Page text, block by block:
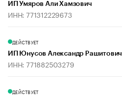
ИП Умяров Али Хамзович
ИНН: 771312229673
ДЕЙСТВУЕТ
ИП Юнусов Александр Рашитович
ИНН: 771882503279
ДЕЙСТВУЕТ